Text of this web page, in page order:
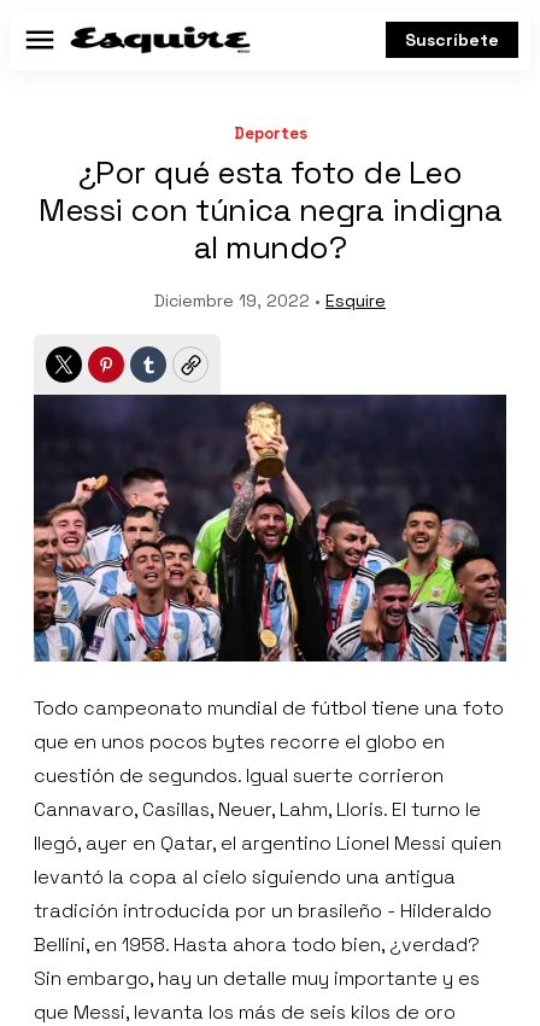
Menú Suscríbete
Deportes
¿Por qué esta foto de Leo
Messi con túnica negra indigna
al mundo?
Diciembre 19, 2022 • Esquire
TwitterPinterest
TumblrCopy
Todo campeonato mundial de fútbol tiene una foto
que en unos pocos bytes recorre el globo en
cuestión de segundos. Igual suerte corrieron
Cannavaro, Casillas, Neuer, Lahm, Lloris. El turno le
llegó, ayer en Qatar, el argentino Lionel Messi quien
levantó la copa al cielo siguiendo una antigua
tradición introducida por un brasileño - Hilderaldo
Bellini, en 1958. Hasta ahora todo bien, ¿verdad?
Sin embargo, hay un detalle muy importante y es
que Messi, levanta los más de seis kilos de oro